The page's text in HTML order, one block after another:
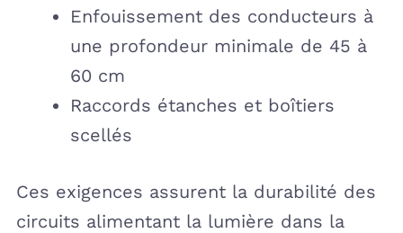
Enfouissement des conducteurs à
une profondeur minimale de 45 à
60 cm
Raccords étanches et boîtiers
scellés
Ces exigences assurent la durabilité des
circuits alimentant la lumière dans la